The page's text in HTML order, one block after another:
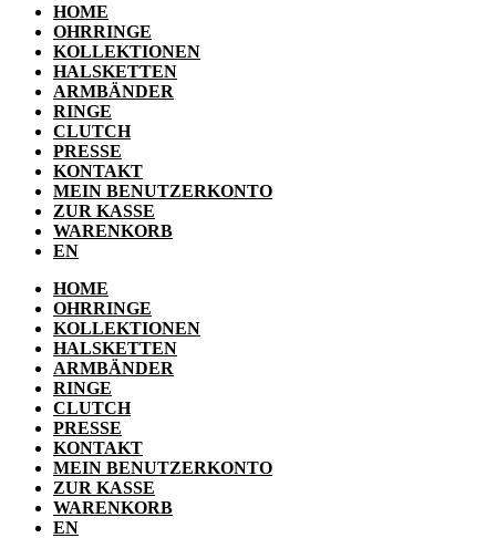
HOME
OHRRINGE
KOLLEKTIONEN
HALSKETTEN
ARMBÄNDER
RINGE
CLUTCH
PRESSE
KONTAKT
MEIN BENUTZERKONTO
ZUR KASSE
WARENKORB
EN
HOME
OHRRINGE
KOLLEKTIONEN
HALSKETTEN
ARMBÄNDER
RINGE
CLUTCH
PRESSE
KONTAKT
MEIN BENUTZERKONTO
ZUR KASSE
WARENKORB
EN